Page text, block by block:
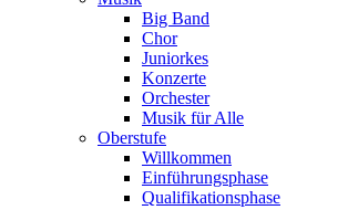
Big Band
Chor
Juniorkes
Konzerte
Orchester
Musik für Alle
Oberstufe
Willkommen
Einführungsphase
Qualifikationsphase